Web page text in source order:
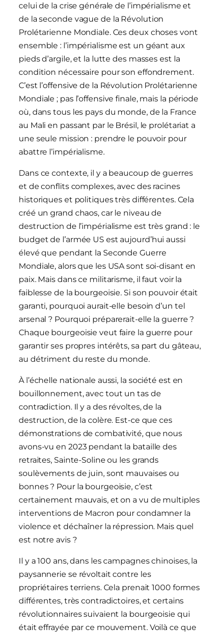
celui de la crise générale de l’impérialisme et
de la seconde vague de la Révolution
Prolétarienne Mondiale. Ces deux choses vont
ensemble : l’impérialisme est un géant aux
pieds d’argile, et la lutte des masses est la
condition nécessaire pour son effondrement.
C’est l’offensive de la Révolution Prolétarienne
Mondiale ; pas l’offensive finale, mais la période
où, dans tous les pays du monde, de la France
au Mali en passant par le Brésil, le prolétariat a
une seule mission : prendre le pouvoir pour
abattre l’impérialisme.
Dans ce contexte, il y a beaucoup de guerres
et de conflits complexes, avec des racines
historiques et politiques très différentes. Cela
créé un grand chaos, car le niveau de
destruction de l’impérialisme est très grand : le
budget de l’armée US est aujourd’hui aussi
élevé que pendant la Seconde Guerre
Mondiale, alors que les USA sont soi-disant en
paix. Mais dans ce militarisme, il faut voir la
faiblesse de la bourgeoisie. Si son pouvoir était
garanti, pourquoi aurait-elle besoin d’un tel
arsenal ? Pourquoi préparerait-elle la guerre ?
Chaque bourgeoisie veut faire la guerre pour
garantir ses propres intérêts, sa part du gâteau,
au détriment du reste du monde.
À l’échelle nationale aussi, la société est en
bouillonnement, avec tout un tas de
contradiction. Il y a des révoltes, de la
destruction, de la colère. Est-ce que ces
démonstrations de combativité, que nous
avons-vu en 2023 pendant la bataille des
retraites, Sainte-Soline ou les grands
soulèvements de juin, sont mauvaises ou
bonnes ? Pour la bourgeoisie, c’est
certainement mauvais, et on a vu de multiples
interventions de Macron pour condamner la
violence et déchaîner la répression. Mais quel
est notre avis ?
Il y a 100 ans, dans les campagnes chinoises, la
paysannerie se révoltait contre les
propriétaires terriens. Cela prenait 1000 formes
différentes, très contradictoires, et certains
révolutionnaires suivaient la bourgeoisie qui
était effrayée par ce mouvement. Voilà ce que